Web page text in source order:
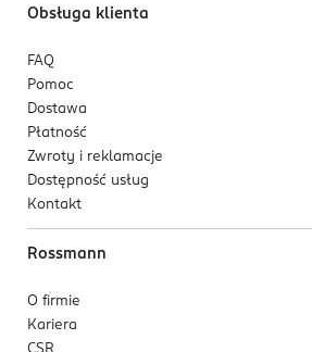
Obsługa klienta
FAQ
Pomoc
Dostawa
Płatność
Zwroty i reklamacje
Dostępność usług
Kontakt
Rossmann
O firmie
Kariera